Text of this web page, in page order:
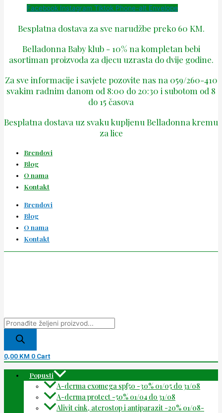
Facebook Instagram Tiktok Phone-alt Envelope
Besplatna dostava za sve narudžbe preko 60 KM.
Belladonna Baby klub - 10% na kompletan bebi
asortiman proizvoda za djecu uzrasta do dvije godine.
Za sve informacije i savjete pozovite nas na 059/260-410
svakim radnim danom od 8:00 do 20:30 i subotom od 8
do 15 časova
Besplatna dostava uz svaku kupljenu Belladonna kremu
za lice
Brendovi
Blog
O nama
Kontakt
Brendovi
Blog
O nama
Kontakt
0,00 KM 0 Cart
Popusti
A-derma exomega spf50 -30% 01/05 do 31/08
A-derma protect -50% 01/04 do 31/08
Alivit cink, aterostop i antiparazit -20% 01/08-